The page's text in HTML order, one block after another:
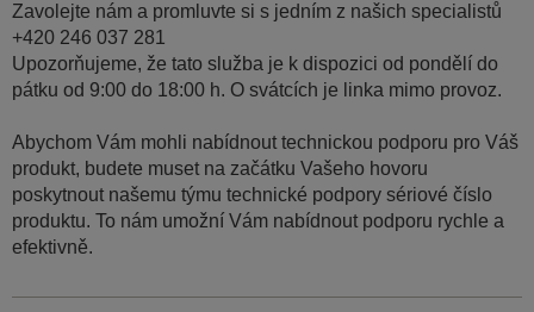
Zavolejte nám a promluvte si s jedním z našich specialistů
+420 246 037 281
Upozorňujeme, že tato služba je k dispozici od pondělí do
pátku od 9:00 do 18:00 h. O svátcích je linka mimo provoz.
Abychom Vám mohli nabídnout technickou podporu pro Váš
produkt, budete muset na začátku Vašeho hovoru
poskytnout našemu týmu technické podpory sériové číslo
produktu. To nám umožní Vám nabídnout podporu rychle a
efektivně.